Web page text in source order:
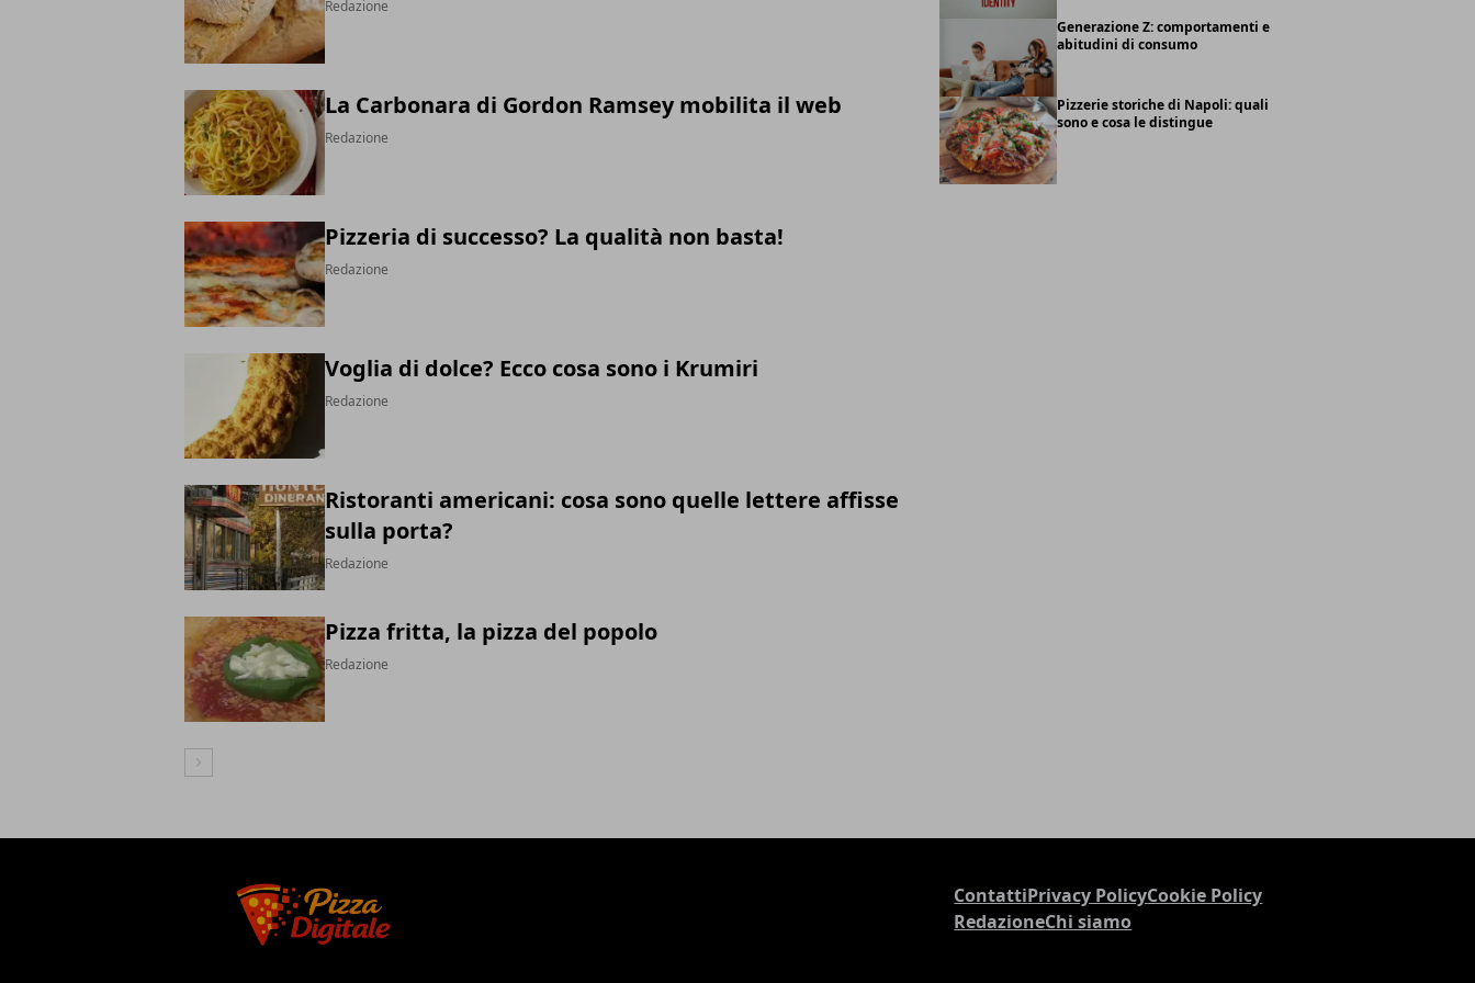
Redazione
La Carbonara di Gordon Ramsey mobilita il web
Redazione
Pizzeria di successo? La qualità non basta!
Redazione
Voglia di dolce? Ecco cosa sono i Krumiri
Redazione
Ristoranti americani: cosa sono quelle lettere affisse
sulla porta?
Redazione
Pizza fritta, la pizza del popolo
Redazione
Articolo Successivo
Generazione Z: comportamenti e
abitudini di consumo
Pizzerie storiche di Napoli: quali
sono e cosa le distingue
ContattiPrivacy PolicyCookie Policy
RedazioneChi siamo